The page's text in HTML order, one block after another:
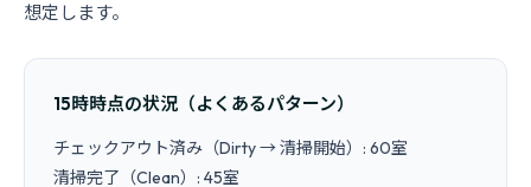
想定します。
15時時点の状況（よくあるパターン）
チェックアウト済み（Dirty → 清掃開始）: 60室
清掃完了（Clean）: 45室